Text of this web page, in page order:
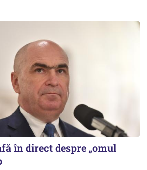
în direct despre „omul